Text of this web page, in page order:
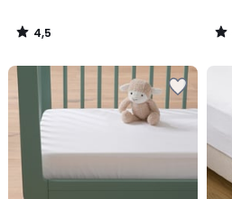
139,00
€
di
sconto
applicato.
4,5
/
/